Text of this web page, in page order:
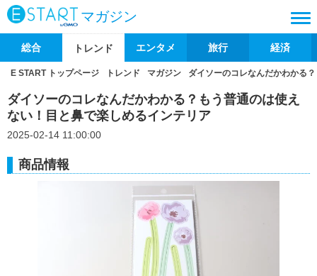
マガジン
総合 トレンド エンタメ 旅行 経済
E START トップページ トレンド マガジン ダイソーのコレなんだかわかる
ダイソーのコレなんだかわかる？もう普通のは使え
ない！目と鼻で楽しめるインテリア
2025-02-14 11:00:00
商品情報